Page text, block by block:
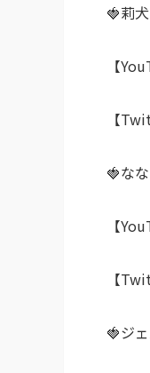
🍓莉犬
【
【
🍓なな
【
【
🍓ジ